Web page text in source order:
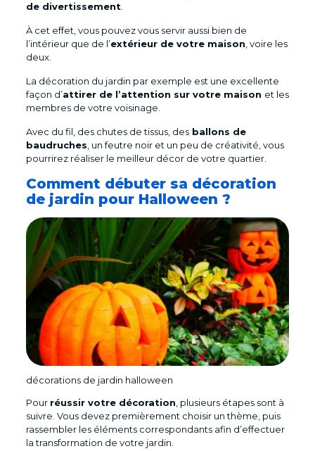
de divertissement.
À cet effet, vous pouvez vous servir aussi bien de
l’intérieur que de l’extérieur de votre maison, voire les
deux.
La décoration du jardin par exemple est une excellente
façon d’attirer de l’attention sur votre maison et les
membres de votre voisinage.
Avec du fil, des chutes de tissus, desballons de
baudruches, un feutre noir et un peu de créativité, vous
pourrirez réaliser le meilleur décor de votre quartier.
Comment débuter sa décoration
de jardin pour Halloween ?
décorations de jardin halloween
Pour réussir votre décoration, plusieurs étapes sont à
suivre. Vous devez premièrement choisir un thème, puis
rassembler les éléments correspondants afin d’effectuer
la transformation de votre jardin.